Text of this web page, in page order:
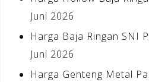
Juni 2026
Harga Baja Ringan SNI
Juni 2026
Harga Genteng Metal